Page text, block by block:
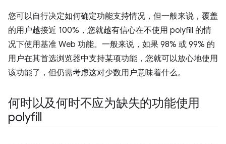
您可以自行决定如何确定功能支持情况，但一般来说，覆盖
的用户越接近 100%，您就越有信心在不使用 polyfill 的情
况下使用基准 Web 功能。一般来说，如果 98% 或 99% 的
用户在其首选浏览器中支持某项功能，您就可以放心地使用
该功能了，但仍需考虑这对少数用户意味着什么。
何时以及何时不应为缺失的功能使用
polyfill